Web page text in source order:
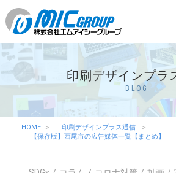
印刷デザインプラ
BLOG
HOME
印刷デザインプラス通信
【保存版】西尾市の広告媒体一覧【まとめ】